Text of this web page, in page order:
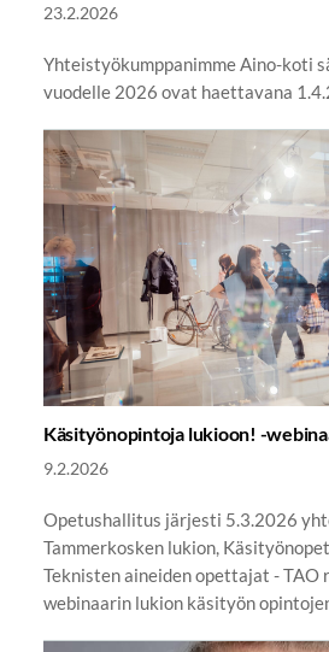
23.2.2026
Yhteistyökumppanimme Aino-koti
vuodelle 2026 ovat haettavana
Käsityönopintoja lukioon! -
9.2.2026
Opetushallitus järjesti 5.3.2026
Tammerkosken lukion,
Teknisten aineiden opettajat - TAO
webinaarin lukion käsityön